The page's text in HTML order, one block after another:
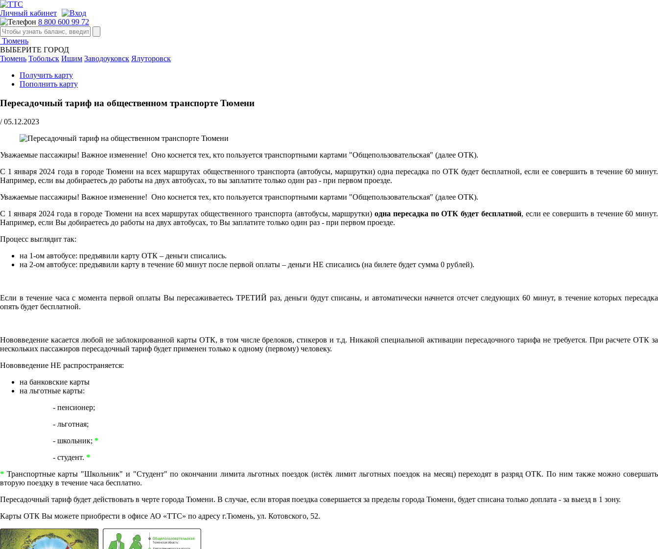
Личный кабинет
8 800 600 99 72
Тюмень
ВЫБЕРИТЕ ГОРОД
Тюмень Тобольск Ишим Заводоуковск Ялуторовск
Получить карту
Пополнить карту
Пересадочный тариф на общественном транспорте Тюмени
/ 05.12.2023
Уважаемые пассажиры! Важное изменение! Оно коснется тех, кто пользуется транспортными картами "Общепользовательская" (далее ОТК).
С 1 января 2024 года в городе Тюмени на всех маршрутах общественного транспорта (автобусы, маршрутки) одна пересадка по ОТК будет бесплатной, если ее совершить в течение 60 минут.
Например, если вы добираетесь до работы на двух автобусах, то вы заплатите только один раз - при первом проезде.
Уважаемые пассажиры! Важное изменение! Оно коснется тех, кто пользуется транспортными картами "Общепользовательская" (далее ОТК).
С 1 января 2024 года в городе Тюмени на всех маршрутах общественного транспорта (автобусы, маршрутки)одна пересадка по ОТК будет бесплатной, если ее совершить в течение 60 минут.
Например, если Вы добираетесь до работы на двух автобусах, то Вы заплатите только один раз - при первом проезде.
Процесс выглядит так:
на 1-ом автобусе: предъявили карту ОТК – деньги списались.
на 2-ом автобусе: предъявили карту в течение 60 минут после первой оплаты – деньги НЕ списались (на билете будет сумма 0 рублей).
Если в течение часа с момента первой оплаты Вы пересаживаетесь ТРЕТИЙ раз, деньги будут списаны, и автоматически начнется отсчет следующих 60 минут, в течение которых пересадка
опять будет бесплатной.
Нововведение касается любой не заблокированной карты ОТК, в том числе брелоков, стикеров и т.д. Никакой специальной активации пересадочного тарифа не требуется. При расчете ОТК за
нескольких пассажиров пересадочный тариф будет применен только к одному (первому) человеку.
Нововведение НЕ распространяется:
на банковские карты
на льготные карты:
- пенсионер;
- льготная;
- школьник; *
- студент. *
* Транспортные карты "Школьник" и "Студент" по окончании лимита льготных поездок (истёк лимит льготных поездок на месяц) переходят в разряд ОТК. По ним также можно совершать
вторую поездку в течение часа бесплатно.
Пересадочный тариф будет действовать в черте города Тюмени. В случае, если вторая поездка совершается за пределы города Тюмени, будет списана только доплата - за выезд в 1 зону.
Карты ОТК Вы можете приобрести в офисе АО «ТТС» по адресу г.Тюмень, ул. Котовского, 52.